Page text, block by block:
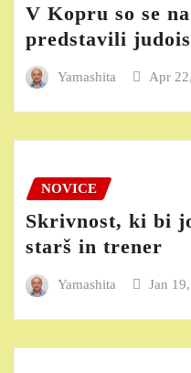
V Kopru so se
predstavili
Yamashita Apr
NOVICE
Skrivnost, ki bi
starš in trener
Yamashita Jan